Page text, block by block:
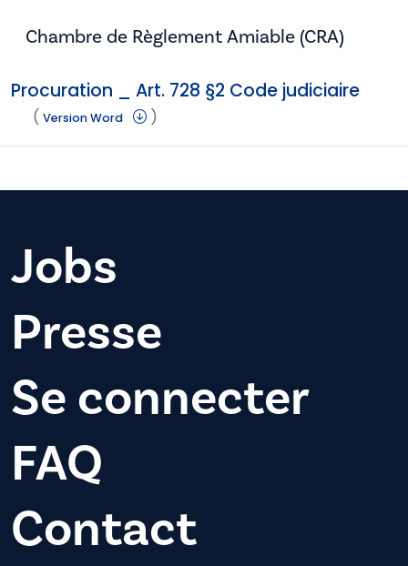
Chambre de Règlement Amiable (CRA)
Procuration _ Art. 728 §2 Code judiciaire
( Version Word )
Jobs
Presse
Se connecter
FAQ
Contact